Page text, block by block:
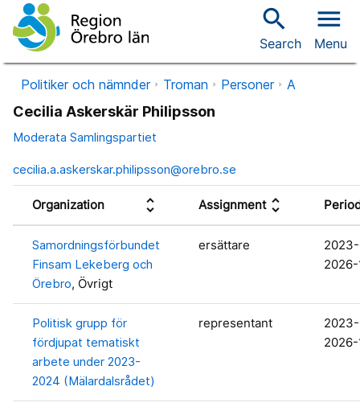
search
Search
menu
Menu
Politiker och nämnder Troman Personer A
Cecilia Askerskär Philipsson
Moderata Samlingspartiet
cecilia.a.askerskar.philipsson@orebro.se
Organization unfold_more Assignmentunfold_more
Samordningsförbundet
Finsam Lekeberg och
Örebro, Övrigt
ersättare
2026-
Politisk grupp för
fördjupat tematiskt
arbete under 2023-
2024 (Mälardalsrådet)
representant
2026-